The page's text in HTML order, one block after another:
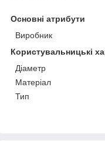
Основні атрибути
Виробник
Користувальницькі
Діаметр
Матеріал
Тип